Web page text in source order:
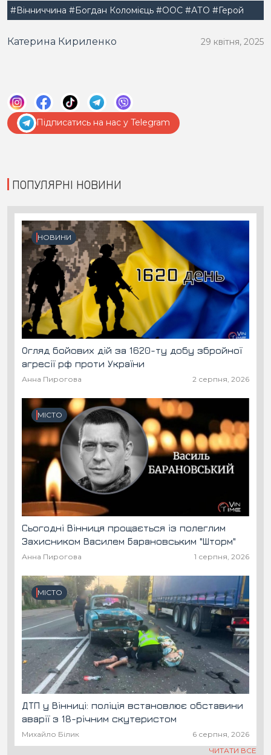
#Вінниччина #Богдан Коломієць #ООС #АТО #Герой
Катерина Кириленко 29 квітня, 2025
Підписатись на нас у Telegram
ПОПУЛЯРНІ НОВИНИ
НОВИНИ
Огляд бойових дій за 1620-ту добу збройної
агресії рф проти України
Анна Пирогова 2 серпня, 2026
МІСТО
Сьогодні Вінниця прощається із полеглим
Захисником Василем Барановським "Шторм"
Анна Пирогова 1 серпня, 2026
МІСТО
ДТП у Вінниці: поліція встановлює обставини
аварії з 18-річним скутеристом
Михайло Білик
6 серпня, 2026
ЧИТАТИ ВСЕ